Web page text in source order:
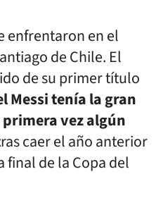
enfrentaron en el
de Chile. El
de su primer título
Messi tenía la gran
vez algún
ras caer el año anterior
final de la Copa del